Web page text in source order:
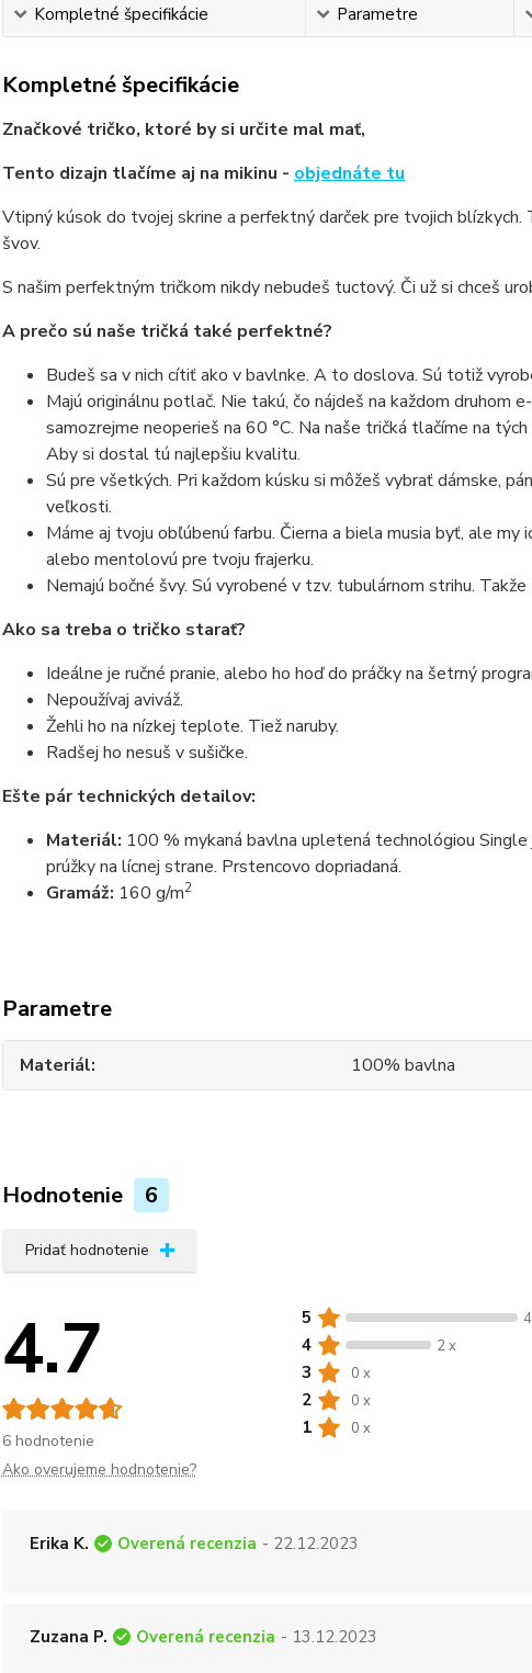
Kompletné špecifikácie Parametre
Kompletné špecifikácie
Značkové tričko, ktoré by si určite mal mať,
Tento dizajn tlačíme aj na mikinu - objednáte tu
Vtipný kúsok do tvojej skrine a perfektný darček pre tvojich
švov.
S našim perfektným tričkom nikdy nebudeš tuctový. Či už si chceš
A prečo sú naše tričká také perfektné?
Budeš sa v nich cítiť ako v bavlnke. A to doslova. Sú totiž
Majú originálnu potlač. Nie takú, čo nájdeš na každom druhom
samozrejme neoperieš na 60 °C. Na naše tričká tlačíme na
Aby si dostal tú najlepšiu kvalitu.
Sú pre všetkých. Pri každom kúsku si môžeš vybrať dámske,
veľkosti.
Máme aj tvoju obľúbenú farbu. Čierna a biela musia byť, ale
alebo mentolovú pre tvoju frajerku.
Nemajú bočné švy. Sú vyrobené v tzv. tubulárnom strihu. Takže
Ako sa treba o tričko starať?
Ideálne je ručné pranie, alebo ho hoď do práčky na šetrný
Nepoužívaj aviváž.
Žehli ho na nízkej teplote. Tiež naruby.
Radšej ho nesuš v sušičke.
Ešte pár technických detailov:
Materiál: 100 % mykaná bavlna upletená technológiou
prúžky na lícnej strane. Prstencovo dopriadaná.
Gramáž: 160 g/m2
Parametre
Materiál 100% bavlna
Hodnotenie 6
Pridať hodnotenie
4.7
6 hodnotenie
Ako overujeme hodnotenie?
5
4 2 x
3 0 x
2 0 x
1 0 x
Erika K. Overená recenzia - 22.12.2023
Zuzana P. Overená recenzia - 13.12.2023